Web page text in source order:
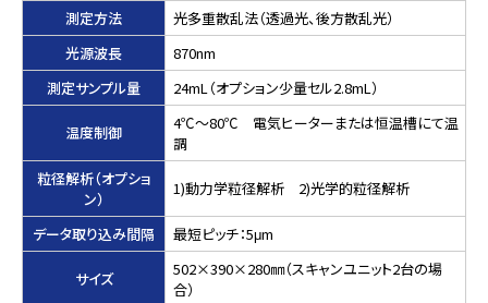
測定方法
光多重散乱法（透過光、後方散乱光）
光源波長
870nm
測定サンプル量
24mL（オプション少量セル2.8mL）
温度制御
4℃～80℃ 電気ヒーターまたは恒温槽にて温
調
粒径解析（オプショ
ン）
1)動力学粒径解析 2)光学的粒径解析
データ取り込み間隔 最短ピッチ：5μm
サイズ
502×390×280㎜（スキャンユニット2台の場
合）